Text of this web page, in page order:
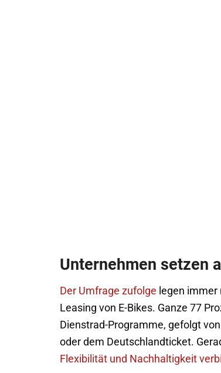
Unternehmen setzen
Der Umfrage zufolge legen
Leasing von E-Bikes. Ganze 77
Dienstrad-Programme, gefolgt
oder dem Deutschlandticket.
Flexibilität und Nachhaltigkeit